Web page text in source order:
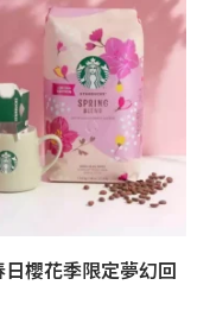
櫻花季限定夢幻回